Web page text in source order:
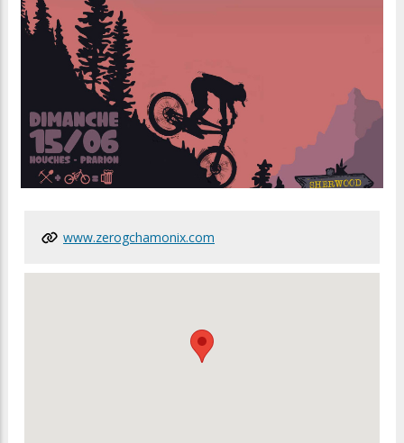
www.zerogchamonix.com